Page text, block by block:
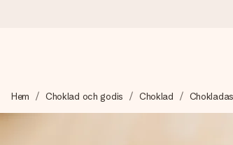
Vi skapar din gåva med omsorg och skickar
Hem Choklad och godis Choklad